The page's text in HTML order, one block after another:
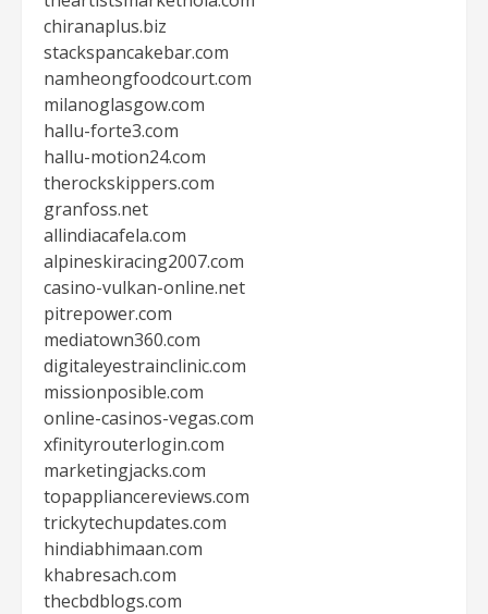
chiranaplus.biz
stackspancakebar.com
namheongfoodcourt.com
milanoglasgow.com
hallu-forte3.com
hallu-motion24.com
therockskippers.com
granfoss.net
allindiacafela.com
alpineskiracing2007.com
casino-vulkan-online.net
pitrepower.com
mediatown360.com
digitaleyestrainclinic.com
missionposible.com
online-casinos-vegas.com
xfinityrouterlogin.com
marketingjacks.com
topappliancereviews.com
trickytechupdates.com
hindiabhimaan.com
khabresach.com
thecbdblogs.com